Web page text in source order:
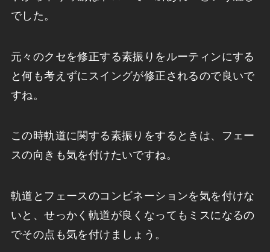
でした。
元々のクセを修正する素振りをルーティンにする
と何も考えずにスイングが修正されるので良いで
すね。
この時軌道に関する素振りをするときは、フェー
スの向きも気を付けたいですね。
軌道とフェースのコンビネーションを気を付けな
いと、せっかく軌道が良くなってもミスになるの
でその点も気を付けましょう。